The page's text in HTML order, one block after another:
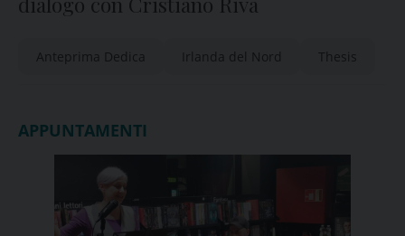
Anteprima Dedica Irlanda del Nord Thesis
APPUNTAMENTI